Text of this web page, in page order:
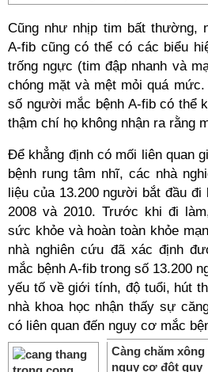
Cũng như nhịp tim bất thường,
A-fib cũng có thể có các biểu
trống ngực (tim đập nhanh và
chóng mặt và mệt mỏi quá
số người mắc bệnh A-fib có thể
thậm chí họ không nhận ra rằng
Để khẳng định có mối liên quan
bệnh rung tâm nhĩ, các nhà
liệu của 13.200 người bắt đầu đi
2008 và 2010. Trước khi đi
sức khỏe và hoàn toàn khỏe
nhà nghiên cứu đã xác định
mắc bệnh A-fib trong số 13.200
yếu tố về giới tính, độ tuổi, hút
nhà khoa học nhận thấy sự
có liên quan đến nguy cơ mắc
Càng chăm
nguy cơ đột quỵ